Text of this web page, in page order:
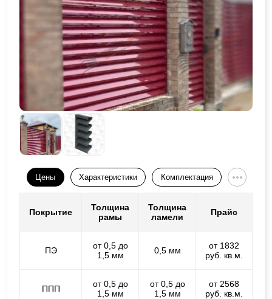
Цены Характеристики Комплектация
Покрытие
Толщина
рамы
Толщина
ламели
Прайс
ПЭ
от 0,5 до
1,5 мм
0,5 мм
от 1832
руб. кв.м.
ППП
от 0,5 до
1,5 мм
от 0,5 до
1,5 мм
от 2568
руб. кв.м.